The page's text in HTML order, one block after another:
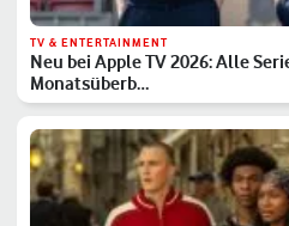
TV & ENTERTAINMENT
Neu bei Apple TV 2026: Alle
Monatsüberb…